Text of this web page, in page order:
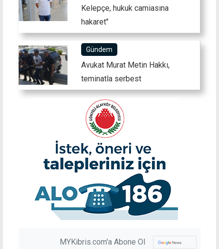
Kelepçe, hukuk camiasına
hakaret"
Gündem
Avukat Murat Metin Hakkı,
teminatla serbest
MYKibris.com'a Abone Ol